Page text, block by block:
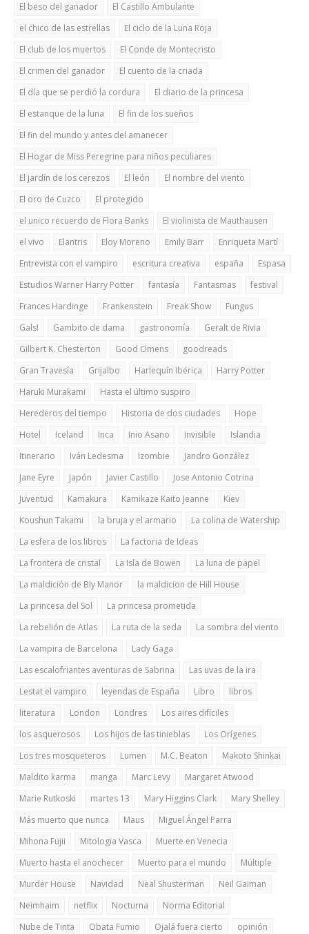
El beso del ganador
El Castillo Ambulante
el chico de las estrellas
El ciclo de la Luna Roja
El club de los muertos
El Conde de Montecristo
El crimen del ganador
El cuento de la criada
El día que se perdió la cordura
El diario de la princesa
El estanque de la luna
El fin de los sueños
El fin del mundo y antes del amanecer
El Hogar de Miss Peregrine para niños peculiares
El jardín de los cerezos
El león
El nombre del viento
El oro de Cuzco
El protegido
el unico recuerdo de Flora Banks
El violinista de Mauthausen
el vivo
Elantris Eloy Moreno Emily Barr
Enriqueta Martí
Entrevista con el vampiro
escritura creativa españa
Espasa
Estudios Warner Harry Potter
fantasía Fantasmas
festival
Frances Hardinge
Frankenstein Freak Show
Fungus
Gals!
Gambito de dama gastronomía
Geralt de Rivia
Gilbert K. Chesterton
Good Omens
goodreads
Gran Travesía
Grijalbo Harlequín Ibérica
Harry Potter
Haruki Murakami
Hasta el último suspiro
Herederos del tiempo
Historia de dos ciudades
Hope
Hotel
Iceland Inca Inio Asano Invisible
Islandia
Itinerario
Iván Ledesma Izombie
Jandro González
Jane Eyre
Japón Javier Castillo
Jose Antonio Cotrina
Juventud
Kamakura Kamikaze Kaito Jeanne
Kiev
Koushun Takami
la bruja y el armario
La colina de Watership
La esfera de los libros
La factoria de Ideas
La frontera de cristal
La Isla de Bowen
La luna de papel
La maldición de Bly Manor
la maldicion de Hill House
La princesa del Sol
La princesa prometida
La rebelión de Atlas
La ruta de la seda
La sombra del viento
La vampira de Barcelona
Lady Gaga
Las escalofriantes aventuras de Sabrina
Las uvas de la ira
Lestat el vampiro
leyendas de España Libro
libros
literatura
London Londres
Los aires difíciles
los asquerosos
Los hijos de las tinieblas
Los Orígenes
Los tres mosqueteros
Lumen M.C. Beaton
Makoto Shinkai
Maldito karma
manga Marc Levy
Margaret Atwood
Marie Rutkoski
martes 13 Mary Higgins Clark
Mary Shelley
Más muerto que nunca
Maus
Miguel Ángel Parra
Mihona Fujii
Mitologia Vasca
Muerte en Venecia
Muerto hasta el anochecer
Muerto para el mundo
Múltiple
Murder House
Navidad Neal Shusterman
Neil Gaiman
Neimhaim
netflix Nocturna
Norma Editorial
Nube de Tinta
Obata Fumio Ojalá fuera cierto
opinión